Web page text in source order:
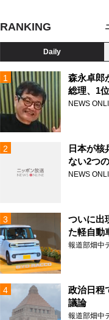
RANKING
Daily
森永卓郎
総理、1
NEWS
日本が核
ない2つ
NEWS
ついに出
た軽自動
報道部畑中
政治日程
議論
報道部畑中